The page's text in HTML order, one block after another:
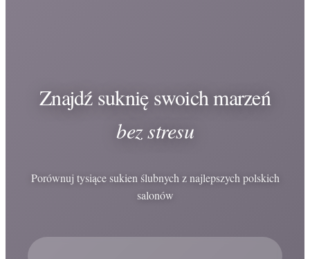
Znajdź suknię swoich marzeń
bez stresu
Porównuj tysiące sukien ślubnych z najlepszych polskich
salonów